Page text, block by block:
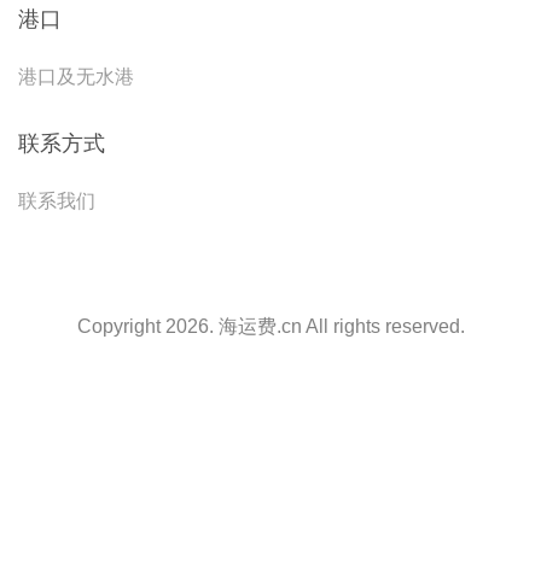
港口
港口及无水港
联系方式
联系我们
Copyright 2026. 海运费.cn All rights reserved.